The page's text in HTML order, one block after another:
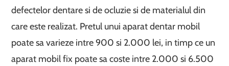
defectelor dentare si de ocluzie si de materialul din
care este realizat. Pretul unui aparat dentar mobil
poate sa varieze intre 900 si 2.000 lei, in timp ce un
aparat mobil fix poate sa coste intre 2.000 si 6.500